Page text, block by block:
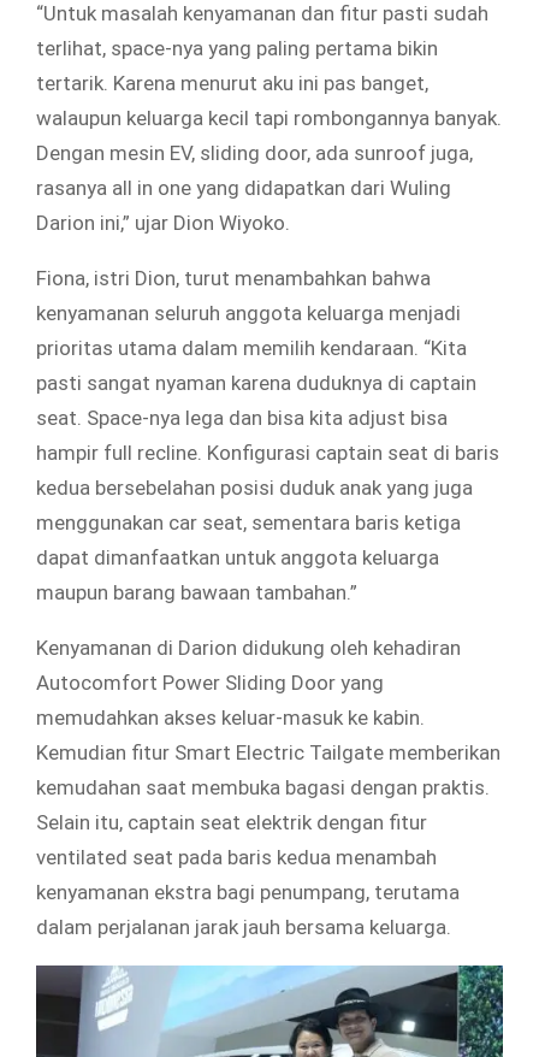
“Untuk masalah kenyamanan dan fitur pasti sudah
terlihat, space-nya yang paling pertama bikin
tertarik. Karena menurut aku ini pas banget,
walaupun keluarga kecil tapi rombongannya banyak.
Dengan mesin EV, sliding door, ada sunroof juga,
rasanya all in one yang didapatkan dari Wuling
Darion ini,” ujar Dion Wiyoko.
Fiona, istri Dion, turut menambahkan bahwa
kenyamanan seluruh anggota keluarga menjadi
prioritas utama dalam memilih kendaraan. “Kita
pasti sangat nyaman karena duduknya di captain
seat. Space-nya lega dan bisa kita adjust bisa
hampir full recline. Konfigurasi captain seat di baris
kedua bersebelahan posisi duduk anak yang juga
menggunakan car seat, sementara baris ketiga
dapat dimanfaatkan untuk anggota keluarga
maupun barang bawaan tambahan.”
Kenyamanan di Darion didukung oleh kehadiran
Autocomfort Power Sliding Door yang
memudahkan akses keluar-masuk ke kabin.
Kemudian fitur Smart Electric Tailgate memberikan
kemudahan saat membuka bagasi dengan praktis.
Selain itu, captain seat elektrik dengan fitur
ventilated seat pada baris kedua menambah
kenyamanan ekstra bagi penumpang, terutama
dalam perjalanan jarak jauh bersama keluarga.